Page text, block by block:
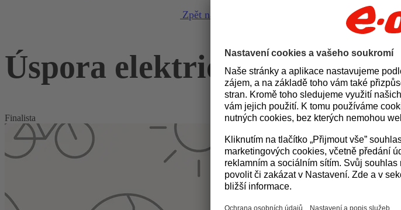
Zpět na projekty
Úspora elektrické energie
Finalista